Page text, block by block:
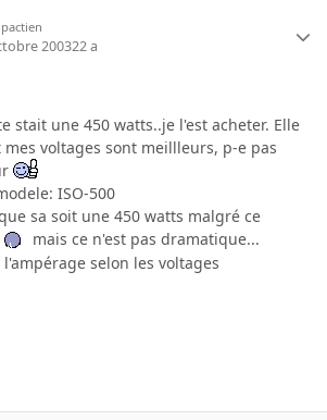
200322 a
stait une 450 watts..je l'est acheter. Elle
voltages sont meillleurs, p-e pas
ISO-500
sa soit une 450 watts malgré ce
mais ce n'est pas dramatique...
selon les voltages